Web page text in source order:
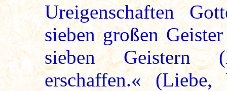
Ureigenschaften
sieben großen
sieben Geistern
erschaffen.«